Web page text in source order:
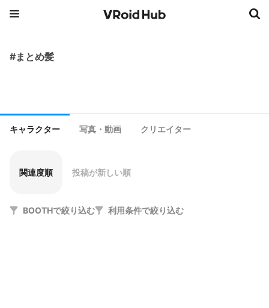
#まとめ髪
キャラクター 写真・動画 クリエイター
関連度順 投稿が新しい順
BOOTHで絞り込む 利用条件で絞り込む